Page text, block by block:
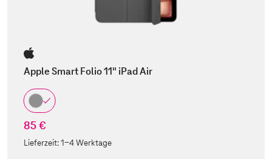
Apple Smart Folio 11" iPad Air
85 €
Lieferzeit:1-4 Werktage